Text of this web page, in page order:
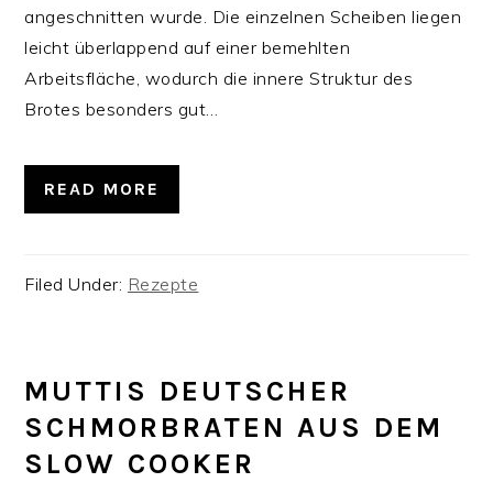
angeschnitten wurde. Die einzelnen Scheiben liegen
leicht überlappend auf einer bemehlten
Arbeitsfläche, wodurch die innere Struktur des
Brotes besonders gut…
READ MORE
Filed Under: Rezepte
MUTTIS DEUTSCHER
SCHMORBRATEN AUS DEM
SLOW COOKER